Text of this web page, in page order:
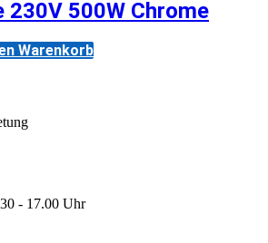
230V 500W Chrome
Warenkorb
- 17.00 Uhr